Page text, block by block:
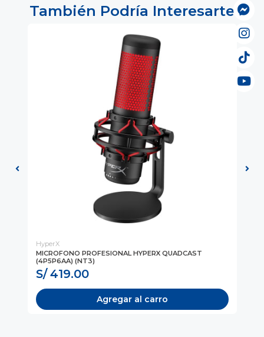
También Podría Interesarte
HyperX
MICROFONO PROFESIONAL HYPERX QUADCAST
(4P5P6AA) (NT3)
S/ 419.00
Agregar al carro